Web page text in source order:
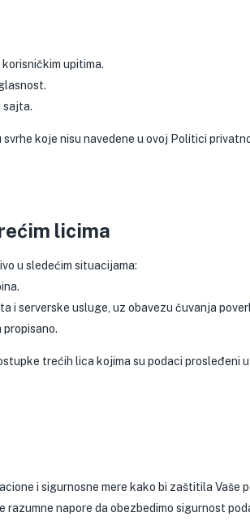
upitima.
sajta.
koje nisu navedene u ovoj Politici
licima
u sledećim situacijama:
i serverske usluge, uz obavezu čuvanja
trećih lica kojima su podaci prosleđeni
i sigurnosne mere kako bi zaštitila
razumne napore da obezbedimo sigurnost